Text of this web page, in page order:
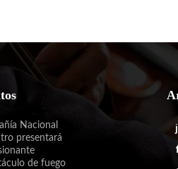
Nacional
presentará
de fuego